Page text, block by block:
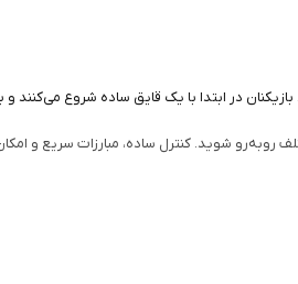
شوید. کنترل ساده، مبارزات سریع و